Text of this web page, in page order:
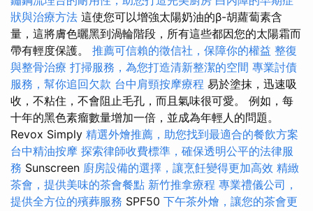
狀與治療方法 這使您可以增強太陽奶油的β-胡蘿蔔素含
量，這將膚色曬黑到渦輪階段，所有這些都因您的太陽霜而
帶有輕度保護。 推薦可信賴的徵信社，保障你的權益 整復
與整骨治療 打掃服務，為您打造清新整潔的空間 專業討債
服務，幫你追回欠款 台中肩頸按摩療程 易於塗抹，迅速吸
收，不粘住，不會阻止毛孔，而且氣味很可愛。 例如，每
十年的黑色素瘤數量增加一倍，並成為年輕人的問題。
Revox Simply 精選外燴推薦，助您找到最適合的餐飲方案
台中精油按摩 探索律師收費標準，確保透明公平的法律服
務 Sunscreen 廚房設備的選擇，讓烹飪變得更加高效 精緻
茶會，提供美味的茶會餐點 新竹推拿療程 專業禮儀公司，
提供全方位的殯葬服務 SPF50 下午茶外燴，讓您的茶會更